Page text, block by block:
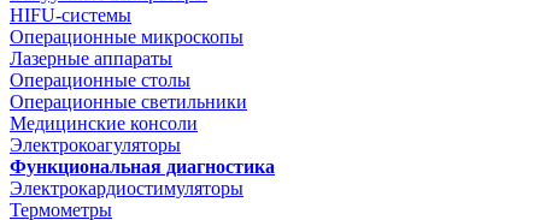
HIFU-системы
Операционные микроскопы
Лазерные аппараты
Операционные столы
Операционные светильники
Медицинские консоли
Электрокоагуляторы
Функциональная диагностика
Электрокардиостимуляторы
Термометры